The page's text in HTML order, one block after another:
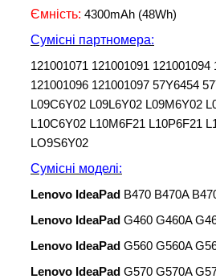
Ємність: 4300mAh (48Wh)
Сумісні партномера:
121001071 121001091 121001094
121001096 121001097 57Y6454
L09C6Y02 L09L6Y02 L09M6Y02
L10C6Y02 L10M6F21 L10P6F21
LO9S6Y02
Сумісні моделі:
Lenovo IdeaPad B470 B470A
Lenovo IdeaPad G460 G460A
Lenovo IdeaPad G560 G560A
Lenovo IdeaPad G570 G570A